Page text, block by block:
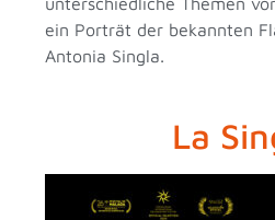
ein Porträt der bekannten
Antonia Singla.
La